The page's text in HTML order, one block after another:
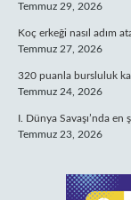
Temmuz 29, 2026
Koç erkeği nasıl adım
Temmuz 27, 2026
320 puanla bursluluk
Temmuz 24, 2026
I. Dünya Savaşı’nda
Temmuz 23, 2026